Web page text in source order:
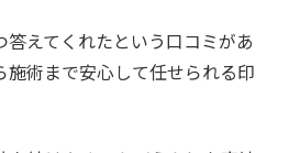
えてくれたという口コミがあ
施術まで安心して任せられる印